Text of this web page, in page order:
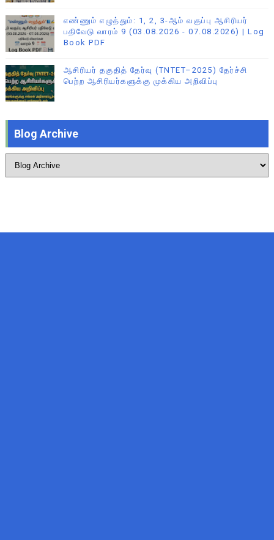
எண்ணும் எழுத்தும்: 1, 2, 3-ஆம் வகுப்பு ஆசிரியர்
பதிவேடு வாரம் 9 (03.08.2026 - 07.08.2026) | Log
Book PDF
ஆசிரியர் தகுதித் தேர்வு (TNTET–2025) தேர்ச்சி
பெற்ற ஆசிரியர்களுக்கு முக்கிய அறிவிப்பு
Blog Archive